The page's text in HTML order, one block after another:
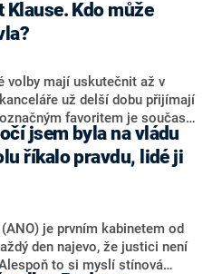
nebyl, ale získat by takto mohl
Hrabu, který je dnes
09. Hraba to na dotaz
klubu senátorů ODS
že počítá s odchodem
a že Naše Česko není
Klause. Kdo může
volby mají uskutečnit až v
už delší dobu přijímají
favoritem je současná
Daleko za ním pak bookmakeři
ANO, tedy premiéra
průmyslu Karla Havlíčka.
sázkařů je poslanec za
Jan Kubáček nicméně
kohokoliv ze zmíněné trojice
něj současná koalice dosud
mohla konkurovat.
jsem byla na vládu
říkalo pravdu, lidé ji
je prvním kabinetem od
den najevo, že justici není
to si myslí stínová